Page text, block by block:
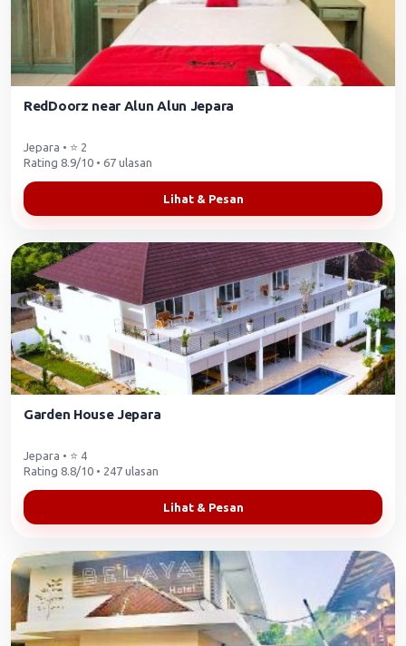
RedDoorz near Alun Alun Jepara
Jepara • ⭐ 2
Rating 8.9/10 • 67 ulasan
Lihat & Pesan
Garden House Jepara
Jepara • ⭐ 4
Rating 8.8/10 • 247 ulasan
Lihat & Pesan